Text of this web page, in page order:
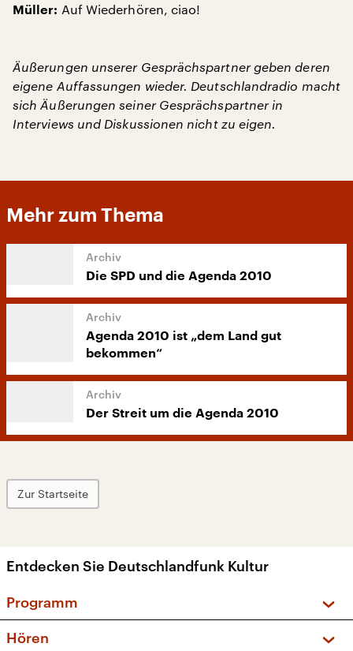
Müller: Auf Wiederhören, ciao!
Äußerungen unserer Gesprächspartner geben deren
eigene Auffassungen wieder. Deutschlandradio macht
sich Äußerungen seiner Gesprächspartner in
Interviews und Diskussionen nicht zu eigen.
Mehr zum Thema
Die SPD und die Agenda 2010
Agenda 2010 ist „dem Land gut
bekommen“
Der Streit um die Agenda 2010
Zur Startseite
Entdecken Sie Deutschlandfunk Kultur
Programm
Hören